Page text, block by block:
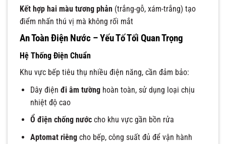
Kết hợp hai màu tương phản (trắng-gỗ, xám-trắng) tạo
điểm nhấn thú vị mà không rối mắt
An Toàn Điện Nước – Yếu Tố Tối Quan Trọng
Hệ Thống Điện Chuẩn
Khu vực bếp tiêu thụ nhiều điện năng, cần đảm bảo:
Dây điện đi âm tườnghoàn toàn, sử dụng loại chịu
nhiệt độ cao
Ổ điện chống nướccho khu vực gần bồn rửa
Aptomat riêngcho bếp, công suất đủ để vận hành